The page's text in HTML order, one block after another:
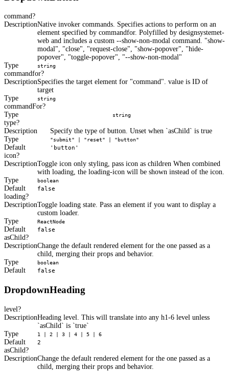
command
DescriptionNative invoker commands. Specifies actions to perform on an
element specified by commandfor. Polyfilled by designsystemet-
web and includes a custom --show-non-modal command. "show-
modal", "close", "request-close", "show-popover", "hide-
popover", "toggle-popover", "--show-non-modal"
Type
string
commandfor
DescriptionSpecifies the target element for "command". value is ID of
target
Type
string
commandFor
Type
string
type
Description
Specify the type of button. Unset when `asChild` is true
Type
"submit" | "reset" | "button"
Default 'button'
icon
DescriptionToggle icon only styling, pass icon as children When combined
with loading, the loading-icon will be shown instead of the icon.
Type
boolean
Default false
loading
DescriptionToggle loading state. Pass an element if you want to display a
custom loader.
Type
ReactNode
Default false
asChild
DescriptionChange the default rendered element for the one passed as a
child, merging their props and behavior.
Type
boolean
Default false
DropdownHeading
level
DescriptionHeading level. This will translate into any h1-6 level unless
`asChild` is `true`
Type
1 | 2 | 3 | 4 | 5 | 6
Default 2
asChild
DescriptionChange the default rendered element for the one passed as a
child, merging their props and behavior.